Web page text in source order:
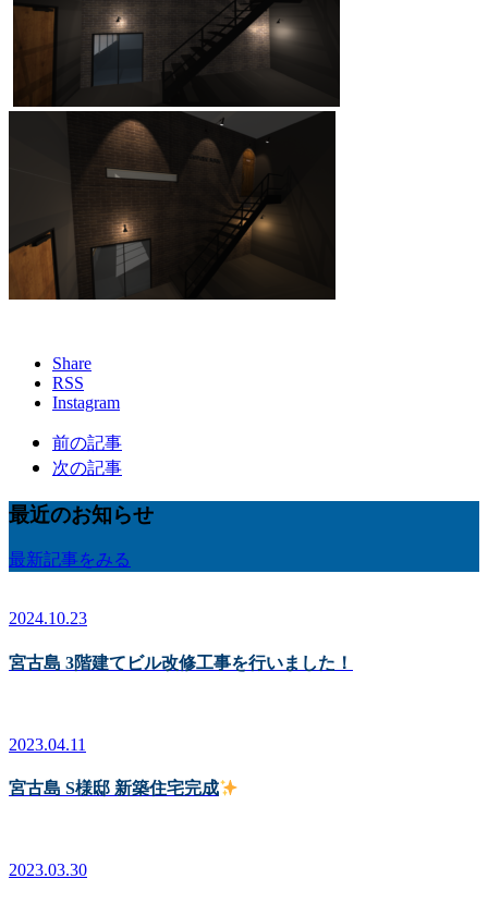
Share
RSS
Instagram
前の記事
次の記事
最近のお知らせ
最新記事をみる
2024.10.23
宮古島 3階建てビル改修工事を行いました！
2023.04.11
宮古島 S様邸 新築住宅完成
2023.03.30